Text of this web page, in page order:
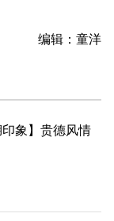
编辑：童洋
印象】贵德风情